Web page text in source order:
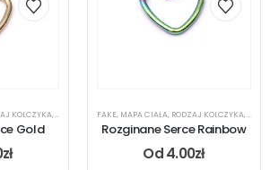
KOLCZYKA, UCHO
Gold
zł
FAKE, MAPA CIAŁA, RODZAJ KOLCZYKA, UCHO
Rozginane Serce Rainbow
Od4.00zł